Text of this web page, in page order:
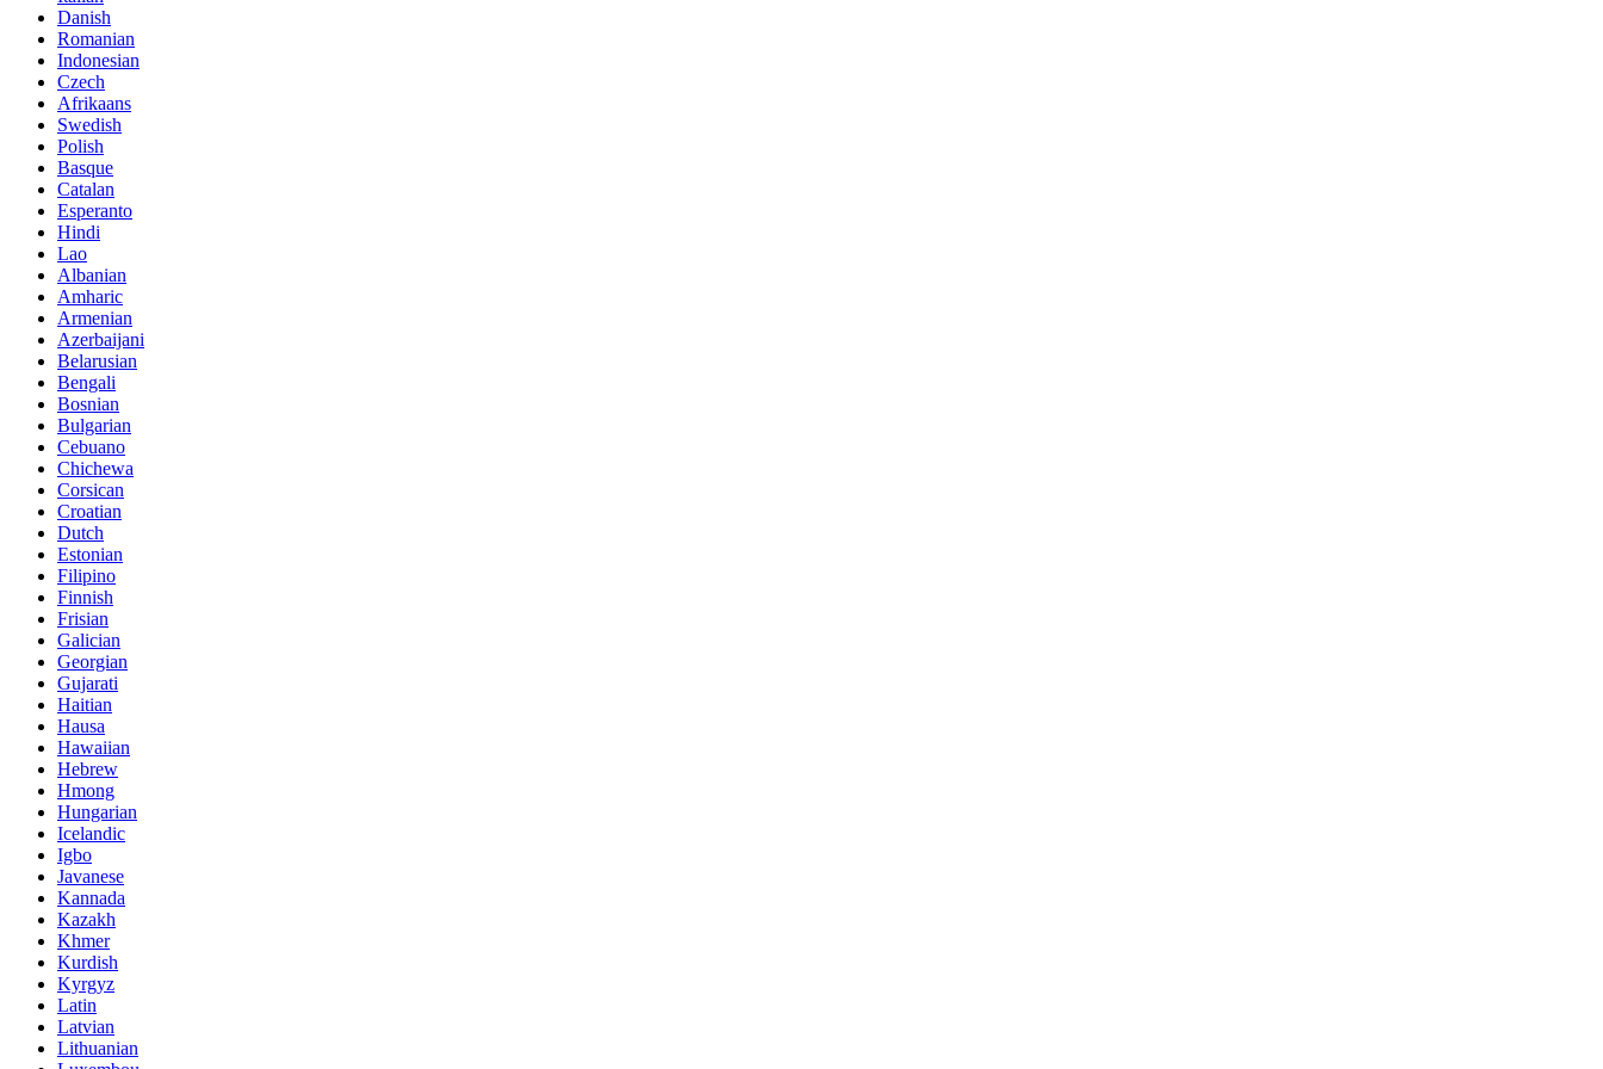
Danish
Romanian
Indonesian
Czech
Afrikaans
Swedish
Polish
Basque
Catalan
Esperanto
Hindi
Lao
Albanian
Amharic
Armenian
Azerbaijani
Belarusian
Bengali
Bosnian
Bulgarian
Cebuano
Chichewa
Corsican
Croatian
Dutch
Estonian
Filipino
Finnish
Frisian
Galician
Georgian
Gujarati
Haitian
Hausa
Hawaiian
Hebrew
Hmong
Hungarian
Icelandic
Igbo
Javanese
Kannada
Kazakh
Khmer
Kurdish
Kyrgyz
Latin
Latvian
Lithuanian